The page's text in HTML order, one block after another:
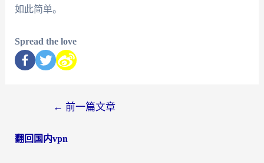
如此简单。
Spread the love
← 前一篇文章
翻回国内vpn